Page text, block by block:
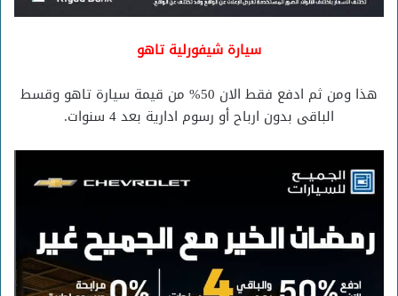
سيارة شيفورلية تاهو
هذا ومن ثم ادفع فقط الان 50% من قيمة سيارة تاهو وقسط
الباقى بدون ارباح أو رسوم ادارية بعد 4 سنوات.